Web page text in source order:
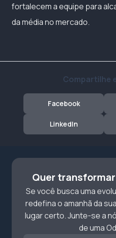
fortalecem a equipe para
da média no mercado.
Compartilhe
Facebook
LinkedIn
Quer
Se você busca uma
redefina o amanhã da
lugar certo. Junte-se a
de uma